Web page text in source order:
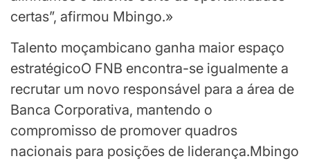
certas”, afirmou Mbingo.»
Talento moçambicano ganha maior espaço
estratégicoO FNB encontra-se igualmente a
recrutar um novo responsável para a área de
Banca Corporativa, mantendo o
compromisso de promover quadros
nacionais para posições de liderança.Mbingo